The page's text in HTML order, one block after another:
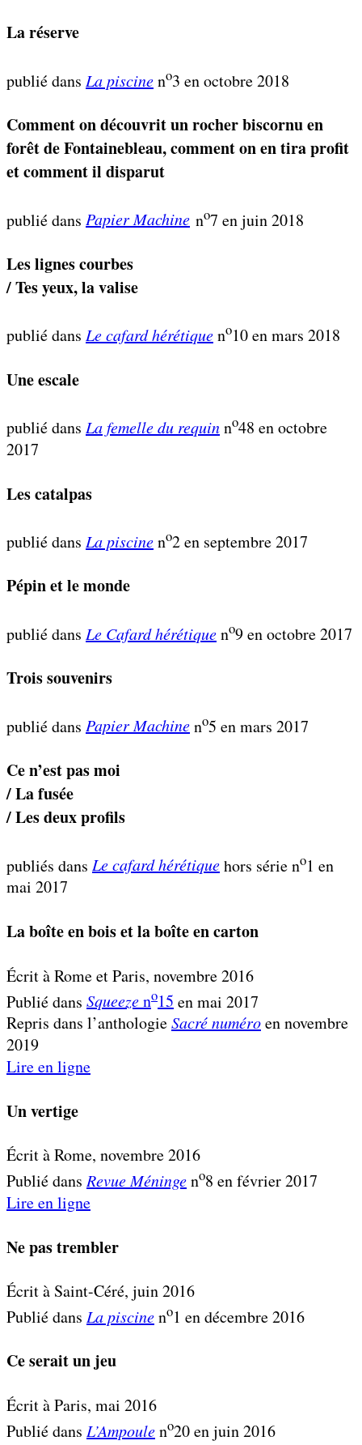
La réserve
publié dans La piscineno3 en octobre 2018
Comment on découvrit un rocher biscornu en
forêt de Fontainebleau, comment on en tira profit
et comment il disparut
publié dans Papier Machine no7 en juin 2018
Les lignes courbes
/ Tes yeux, la valise
publié dans Le cafard hérétiqueno10 en mars 2018
Une escale
publié dans La femelle du requinno48 en octobre
2017
Les catalpas
publié dans La piscineno2 en septembre 2017
Pépin et le monde
publié dans Le Cafard hérétiqueno9 en octobre 2017
Trois souvenirs
publié dans Papier Machineno5 en mars 2017
Ce n’est pas moi
/ La fusée
/ Les deux profils
publiés dans Le cafard hérétiquehors série no1 en
mai 2017
La boîte en bois et la boîte en carton
Écrit à Rome et Paris, novembre 2016
Publié dans Squeezeno15 en mai 2017
Repris dans l’anthologieSacré numéroen novembre
2019
Lire en ligne
Un vertige
Écrit à Rome, novembre 2016
Publié dans Revue Méningeno8 en février 2017
Lire en ligne
Ne pas trembler
Écrit à Saint-Céré, juin 2016
Publié dans La piscineno1 en décembre 2016
Ce serait un jeu
Écrit à Paris, mai 2016
Publié dans L’Ampouleno20 en juin 2016